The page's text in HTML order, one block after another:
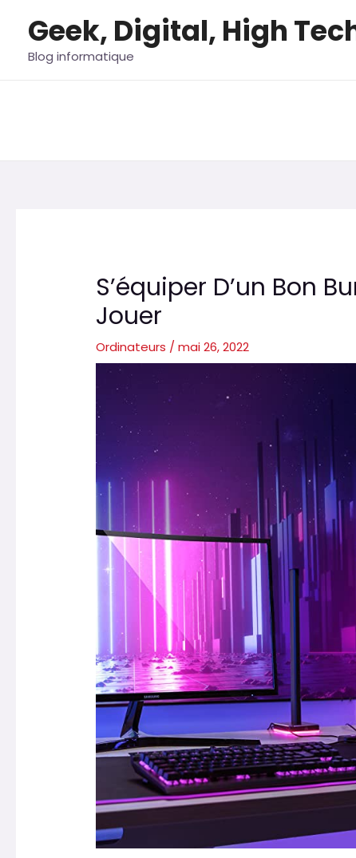
contenu
Geek, Digital, High
Blog informatique
S’équiper D’un Bon
Jouer
Ordinateurs /mai 26, 2022